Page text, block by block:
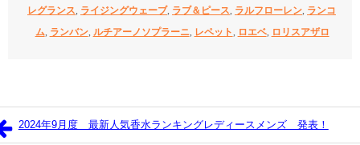
レグランス, ライジングウェーブ, ラブ＆ピース, ラルフローレン, ランコ
ム, ランバン, ルチアーノソプラーニ, レペット, ロエベ, ロリスアザロ
2024年9月度 最新人気香水ランキングレディースメンズ 発表！